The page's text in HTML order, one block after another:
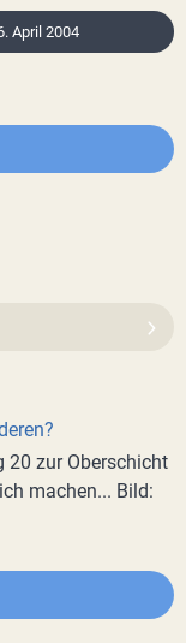
April 2004
zur Oberschicht
machen... Bild: